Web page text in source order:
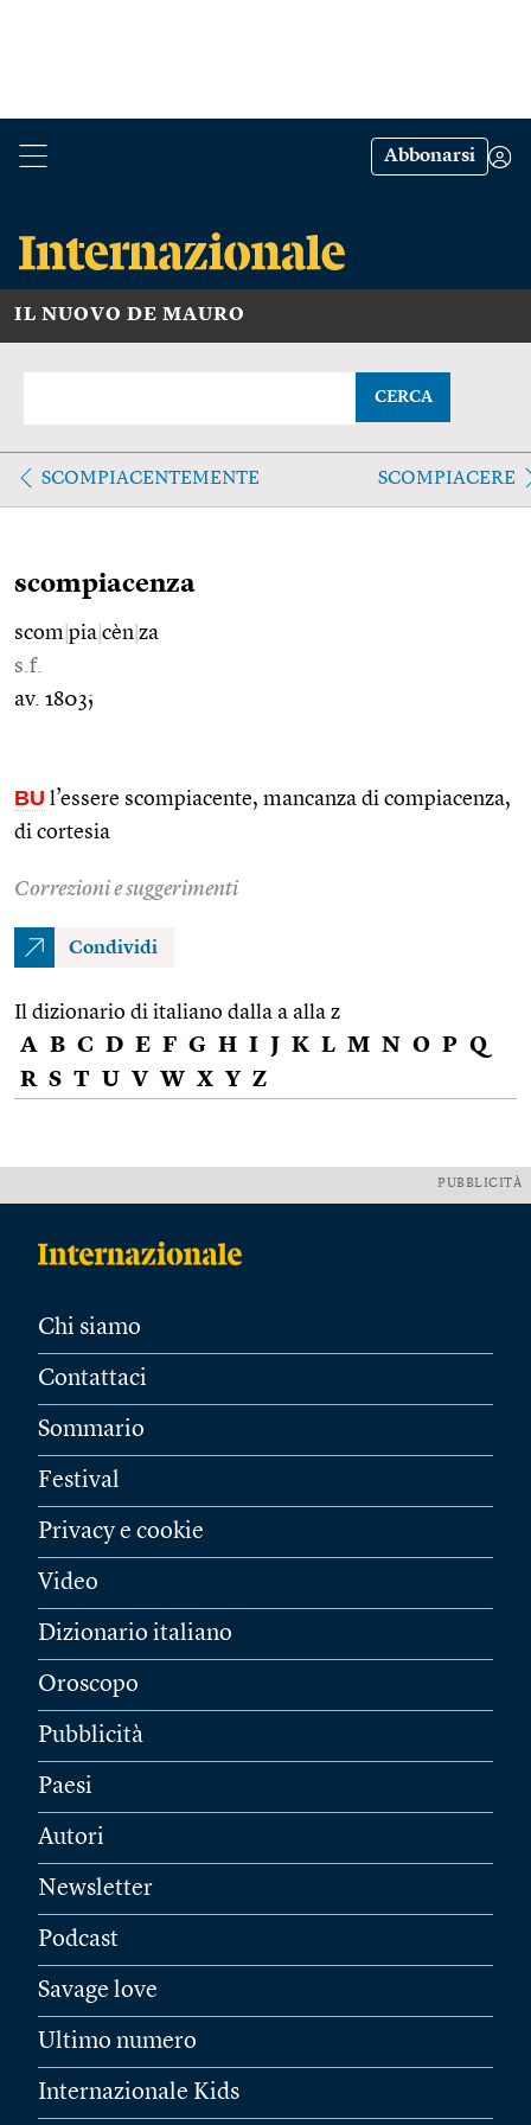
Abbonarsi
IL NUOVO DE MAURO
CERCA
SCOMPIACENTEMENTE SCOMPIACERE
scompiacenza
scom pia cèn za
s.f.
av. 1803;
BU l’essere scompiacente, mancanza di compiacenza,
di cortesia
Correzioni e suggerimenti
Condividi
Il dizionario di italiano dalla a alla z
A B C D E F G H I J K L M N O P Q
R S T U V W X Y Z
PUBBLICITÀ
Chi siamo
Contattaci
Sommario
Festival
Privacy e cookie
Video
Dizionario italiano
Oroscopo
Pubblicità
Paesi
Autori
Newsletter
Podcast
Savage love
Ultimo numero
Internazionale Kids